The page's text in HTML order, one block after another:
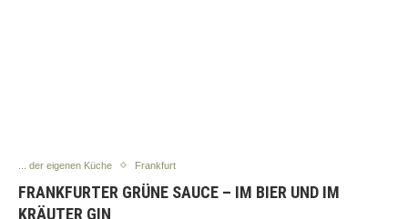
... der eigenen Küche Frankfurt
FRANKFURTER GRÜNE SAUCE – IM BIER UND IM
KRÄUTER GIN